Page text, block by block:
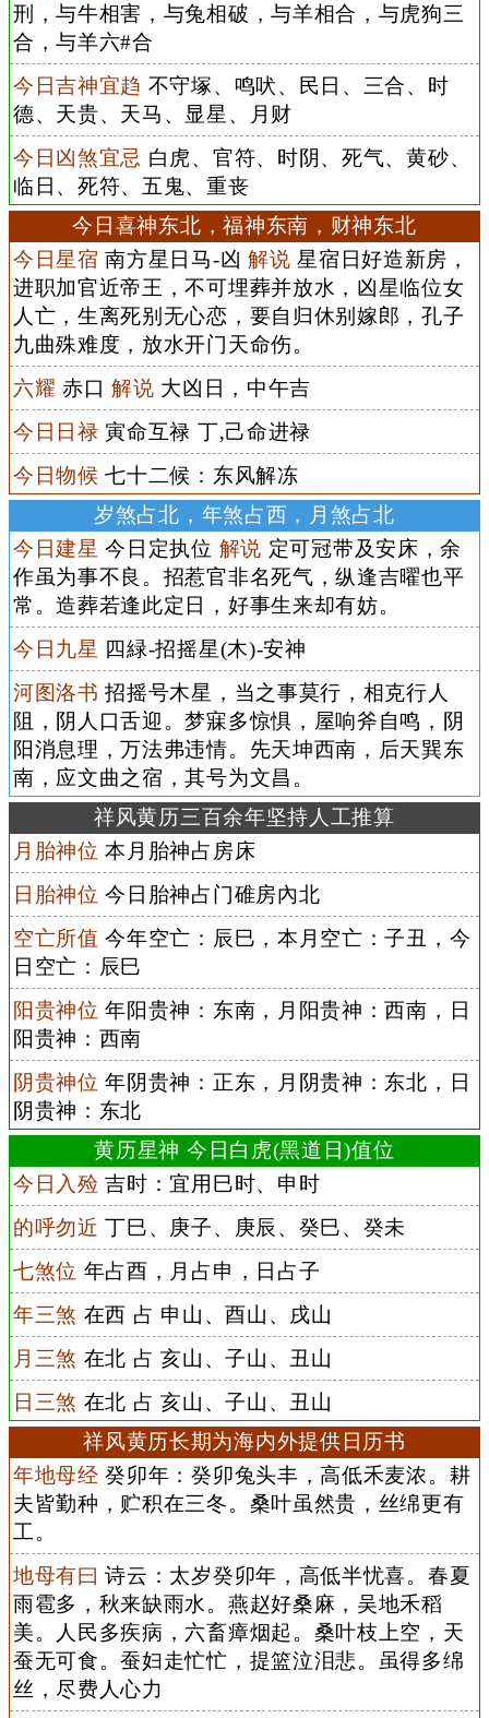
刑，与牛相害，与兔相破，与羊相合，与虎狗三
合，与羊六#合
今日吉神宜趋 不守塚、鸣吠、民日、三合、时
德、天贵、天马、显星、月财
今日凶煞宜忌 白虎、官符、时阴、死气、黄砂、
临日、死符、五鬼、重丧
今日喜神东北，福神东南，财神东北
今日星宿 南方星日马-凶 解说 星宿日好造新房，
进职加官近帝王，不可埋葬并放水，凶星临位女
人亡，生离死别无心恋，要自归休别嫁郎，孔子
九曲殊难度，放水开门天命伤。
六耀 赤口解说 大凶日，中午吉
今日日禄 寅命互禄 丁,己命进禄
今日物候 七十二候：东风解冻
岁煞占北，年煞占西，月煞占北
今日建星 今日定执位 解说 定可冠带及安床，余
作虽为事不良。招惹官非名死气，纵逢吉曜也平
常。造葬若逢此定日，好事生来却有妨。
今日九星 四緑-招摇星(木)-安神
河图洛书 招摇号木星，当之事莫行，相克行人
阻，阴人口舌迎。梦寐多惊惧，屋响斧自鸣，阴
阳消息理，万法弗违情。先天坤西南，后天巽东
南，应文曲之宿，其号为文昌。
祥风黄历三百余年坚持人工推算
月胎神位 本月胎神占房床
日胎神位 今日胎神占门碓房內北
空亡所值 今年空亡：辰巳，本月空亡：子丑，今
日空亡：辰巳
阳贵神位 年阳贵神：东南，月阳贵神：西南，日
阳贵神：西南
阴贵神位 年阴贵神：正东，月阴贵神：东北，日
阴贵神：东北
黄历星神 今日白虎(黑道日)值位
今日入殓 吉时：宜用巳时、申时
的呼勿近 丁巳、庚子、庚辰、癸巳、癸未
七煞位 年占酉，月占申，日占子
年三煞 在西 占 申山、酉山、戌山
月三煞 在北 占 亥山、子山、丑山
日三煞 在北 占 亥山、子山、丑山
祥风黄历长期为海内外提供日历书
年地母经 癸卯年：癸卯兔头丰，高低禾麦浓。耕
夫皆勤种，贮积在三冬。桑叶虽然贵，丝绵更有
工。
地母有曰 诗云：太岁癸卯年，高低半忧喜。春夏
雨雹多，秋来缺雨水。燕赵好桑麻，吴地禾稻
美。人民多疾病，六畜瘴烟起。桑叶枝上空，天
蚕无可食。蚕妇走忙忙，提篮泣泪悲。虽得多绵
丝，尽费人心力